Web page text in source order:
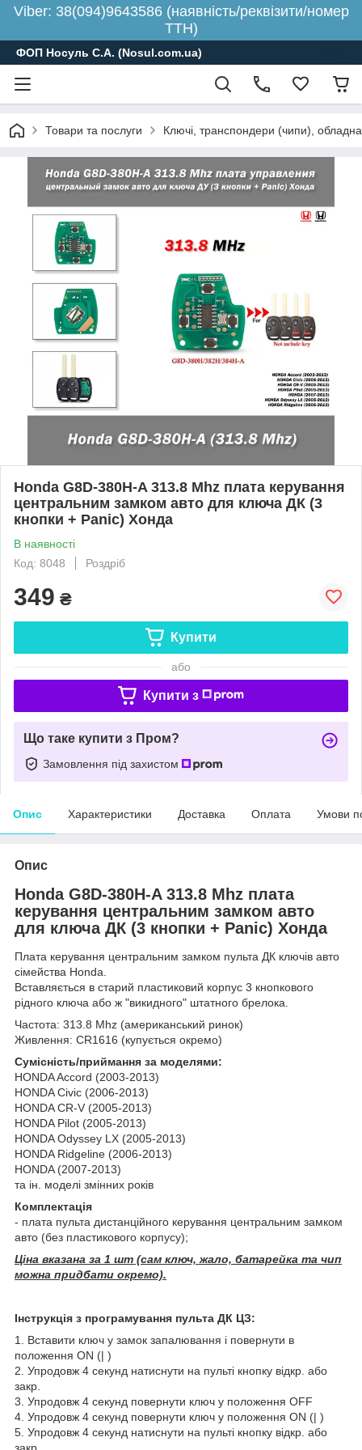
Viber: 38(094)9643586 (наявність/реквізити/номер
ТТН)
ФОП Носуль С.А. (Nosul.com.ua)
Товари та послуги Ключі, транспондери (чипи),
Honda G8D-380H-A 313.8 Mhz плата керування
центральним замком авто для ключа ДК (3
кнопки + Panic) Хонда
В наявності
Код: 8048
Роздріб
349 ₴
Купити
або
Купити з
Що таке купити з Пром?
Замовлення під захистом
Опис Характеристики Доставка Оплата Умови
Опис
Honda G8D-380H-A 313.8 Mhz плата
керування центральним замком авто
для ключа ДК (3 кнопки + Panic) Хонда
Плата керування центральним замком пульта ДК ключів авто
сімейства Honda.
Вставляється в старий пластиковий корпус 3 кнопкового
рідного ключа або ж "викидного" штатного брелока.
Частота: 313.8 Mhz (американський ринок)
Живлення: CR1616 (купується окремо)
Сумісність/приймання за моделями:
HONDA Accord (2003-2013)
HONDA Civic (2006-2013)
HONDA CR-V (2005-2013)
HONDA Pilot (2005-2013)
HONDA Odyssey LX (2005-2013)
HONDA Ridgeline (2006-2013)
HONDA (2007-2013)
та ін. моделі змінних років
Комплектація
- плата пульта дистанційного керування центральним замком
авто (без пластикового корпусу);
Ціна вказана за 1 шт (сам ключ, жало, батарейка та чип
можна придбати окремо).
Інструкція з програмування пульта ДК ЦЗ:
1. Вставити ключ у замок запалювання і повернути в
положення ON (| )
2. Упродовж 4 секунд натиснути на пульті кнопку відкр. або
закр.
3. Упродовж 4 секунд повернути ключ у положення OFF
4. Упродовж 4 секунд повернути ключ у положення ON (| )
5. Упродовж 4 секунд натиснути на пульті кнопку відкр. або